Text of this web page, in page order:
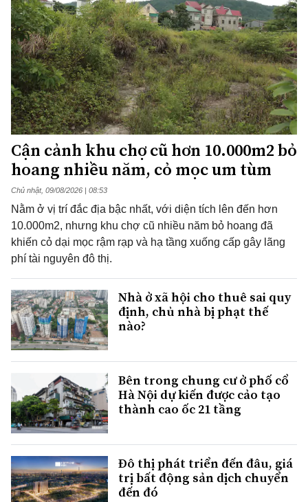
Cận cảnh khu chợ cũ hơn 10.000m2 bỏ
hoang nhiều năm, cỏ mọc um tùm
Chủ nhật, 09/08/2026 | 08:53
Nằm ở vị trí đắc địa bậc nhất, với diện tích lên đến hơn
10.000m2, nhưng khu chợ cũ nhiều năm bỏ hoang đã
khiến cỏ dại mọc rậm rạp và hạ tầng xuống cấp gây lãng
phí tài nguyên đô thị.
Nhà ở xã hội cho thuê sai quy
định, chủ nhà bị phạt thế
nào?
Bên trong chung cư ở phố cổ
Hà Nội dự kiến được cảo tạo
thành cao ốc 21 tầng
Đô thị phát triển đến đâu, giá
trị bất động sản dịch chuyển
đến đó